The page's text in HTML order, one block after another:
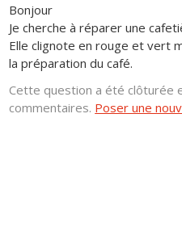
Bonjour
Je cherche à réparer une
Elle clignote en rouge et vert
la préparation du café.
Cette question a été clôturée
commentaires. Poser une